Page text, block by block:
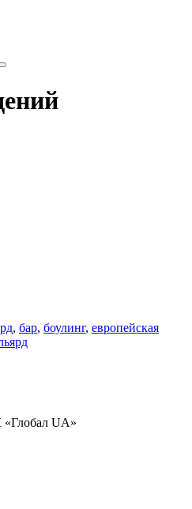
, бар, боулинг, европейская
«Глобал UA»